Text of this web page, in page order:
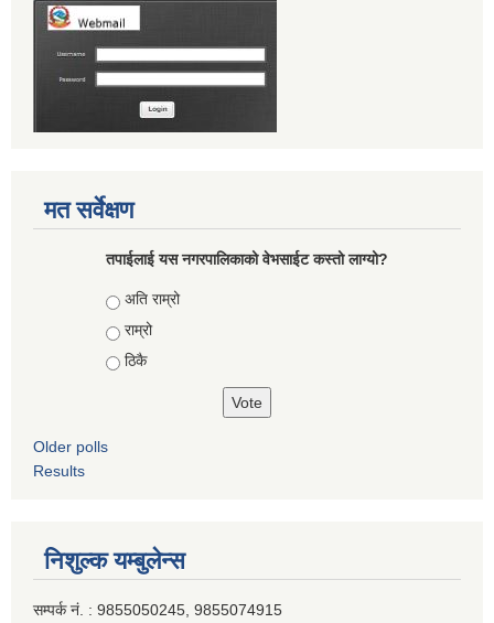
मत सर्वेक्षण
तपाईलाई यस नगरपालिकाको वेभसाईट कस्तो लाग्यो?
Choices
अति राम्रो
राम्रो
ठिकै
Older polls
Results
निशुल्क यम्बुलेन्स
सम्पर्क नं. : 9855050245, 9855074915